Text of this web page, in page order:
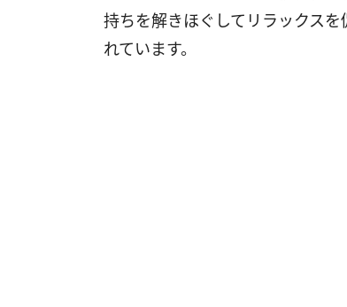
持ちを解きほぐしてリラックス
れています。